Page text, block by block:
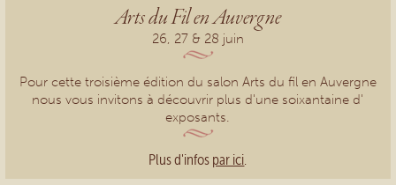
Arts du Fil en Auvergne
26, 27 & 28 juin
Pour cette troisième édition du salon Arts du fil en Auvergne
nous vous invitons à découvrir plus d'une soixantaine d'
exposants.
Plus d'infos par ici.